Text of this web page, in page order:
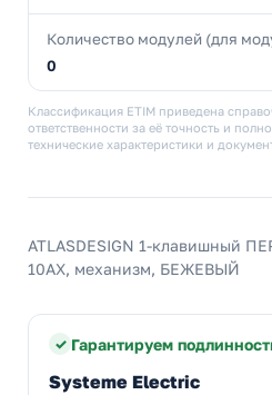
Количество модулей (для
0
Классификация ETIM приведена
ответственности за её точность и
технические характеристики и
ATLASDESIGN 1-клавишный
10АХ, механизм, БЕЖЕВЫЙ
Гарантируем
Systeme Electric